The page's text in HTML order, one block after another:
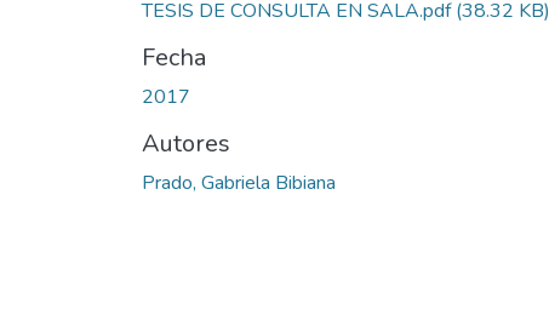
TESIS DE CONSULTA EN SALA.pdf(38.32 KB)
Fecha
2017
Autores
Prado, Gabriela Bibiana